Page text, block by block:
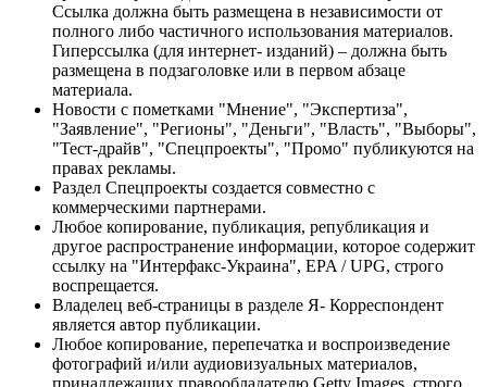
Ссылка должна быть размещена в независимости от
полного либо частичного использования материалов.
Гиперссылка (для интернет- изданий) – должна быть
размещена в подзаголовке или в первом абзаце
материала.
Новости с пометками "Мнение", "Экспертиза",
"Заявление", "Регионы", "Деньги", "Власть", "Выборы",
"Тест-драйв", "Спецпроекты", "Промо" публикуются на
правах рекламы.
Раздел Спецпроекты создается совместно с
коммерческими партнерами.
Любое копирование, публикация, републикация и
другое распространение информации, которое содержит
ссылку на "Интерфакс-Украина", EPA / UPG, строго
воспрещается.
Владелец веб-страницы в разделе Я- Корреспондент
является автор публикации.
Любое копирование, перепечатка и воспроизведение
фотографий и/или аудиовизуальных материалов,